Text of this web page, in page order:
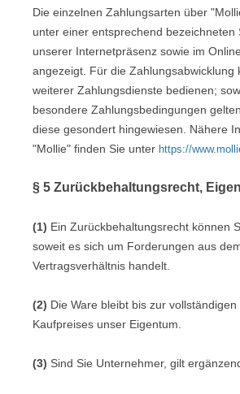
Die einzelnen Zahlungsarten über
unter einer entsprechend bezeichneten
unserer Internetpräsenz sowie im
angezeigt. Für die Zahlungsabwicklung
weiterer Zahlungsdienste bedienen;
besondere Zahlungsbedingungen
diese gesondert hingewiesen. Nähere
"Mollie" finden Sie unter https://
§ 5 Zurückbehaltungsrecht,
(1) Ein Zurückbehaltungsrecht können
soweit es sich um Forderungen aus
Vertragsverhältnis handelt.
(2) Die Ware bleibt bis zur
Kaufpreises unser Eigentum.
(3) Sind Sie Unternehmer, gilt